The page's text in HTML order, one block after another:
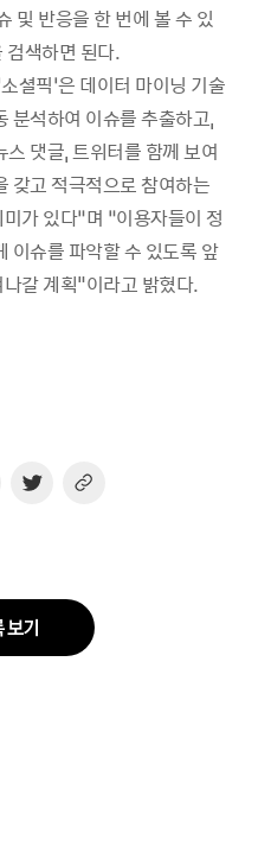
및 반응을 한 번에 볼 수 있
검색하면 된다.
셜픽’은 데이터 마이닝 기술
분석하여 이슈를 추출하고,
댓글, 트위터를 함께 보여
갖고 적극적으로 참여하는
가 있다”며 “이용자들이 정
이슈를 파악할 수 있도록 앞
갈 계획"이라고 밝혔다.
보기